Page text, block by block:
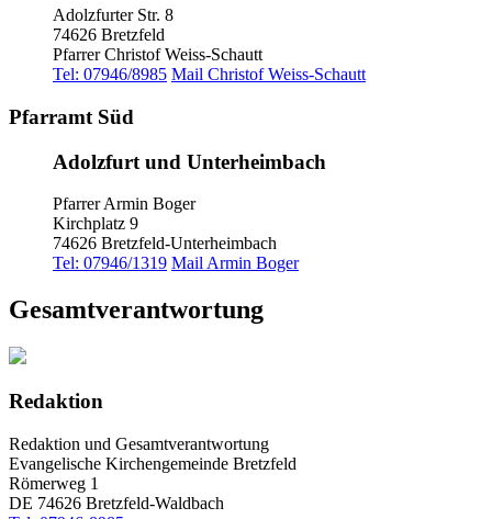
Adolzfurter Str. 8
74626 Bretzfeld
Pfarrer Christof Weiss-Schautt
Tel: 07946/8985 Mail Christof Weiss-Schautt
Pfarramt Süd
Adolzfurt und Unterheimbach
Pfarrer Armin Boger
Kirchplatz 9
74626 Bretzfeld-Unterheimbach
Tel: 07946/1319 Mail Armin Boger
Gesamtverantwortung
Redaktion
Redaktion und Gesamtverantwortung
Evangelische Kirchengemeinde Bretzfeld
Römerweg 1
DE 74626 Bretzfeld-Waldbach